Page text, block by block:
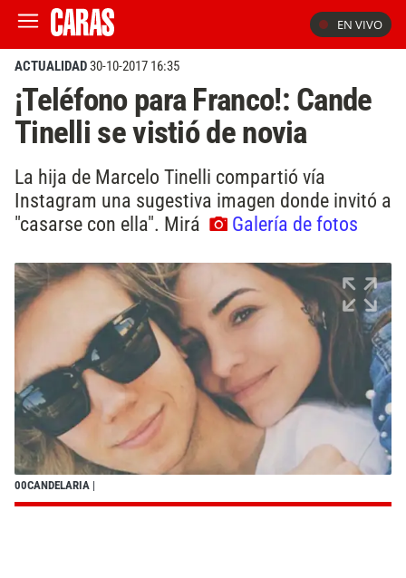
EN VIVO
ACTUALIDAD30-10-2017 16:35
¡Teléfono para Franco!: Cande
Tinelli se vistió de novia
La hija de Marcelo Tinelli compartió vía
Instagram una sugestiva imagen donde invitó a
"casarse con ella". Mirá
Galería de fotos
00CANDELARIA |